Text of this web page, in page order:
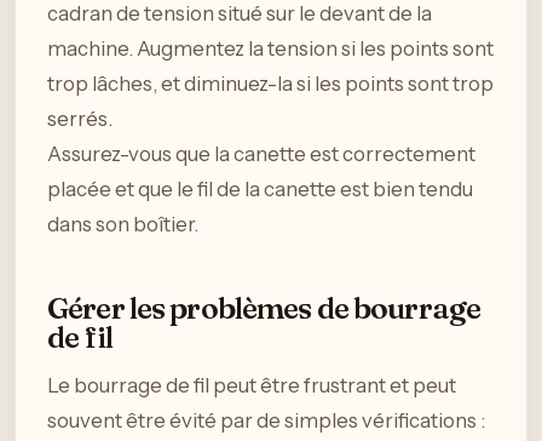
cadran de tension situé sur le devant de la
machine. Augmentez la tension si les points sont
trop lâches, et diminuez-la si les points sont trop
serrés.
Assurez-vous que la canette est correctement
placée et que le fil de la canette est bien tendu
dans son boîtier.
Gérer les problèmes de bourrage
de fil
Le bourrage de fil peut être frustrant et peut
souvent être évité par de simples vérifications :